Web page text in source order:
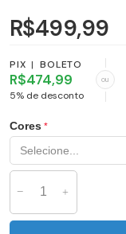
R$499,99
PIX | BOLETO
R$474,99
5% de desconto
ou
Cores